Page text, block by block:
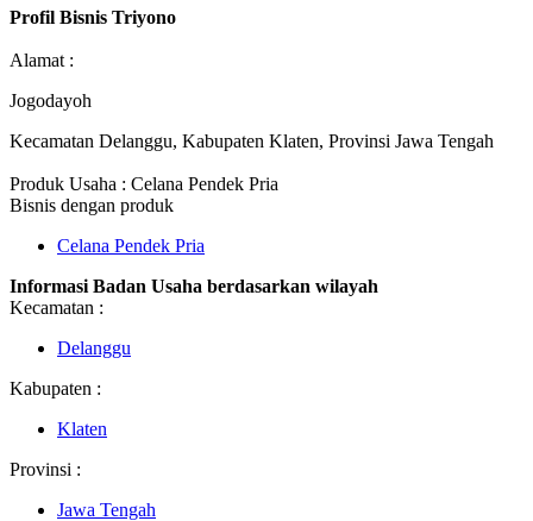
Profil Bisnis Triyono
Alamat :
Jogodayoh
Kecamatan Delanggu, Kabupaten Klaten, Provinsi Jawa Tengah
Produk Usaha : Celana Pendek Pria
Bisnis dengan produk
Celana Pendek Pria
Informasi Badan Usaha berdasarkan wilayah
Kecamatan :
Delanggu
Kabupaten :
Klaten
Provinsi :
Jawa Tengah